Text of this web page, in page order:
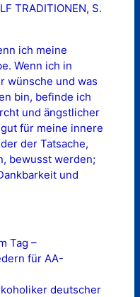
TRADITIONEN, S.
ich meine
Wenn ich in
wünsche und was
bin, befinde ich
und ängstlicher
für meine innere
der Tatsache,
bewusst werden;
und
Tag –
für AA-
deutscher